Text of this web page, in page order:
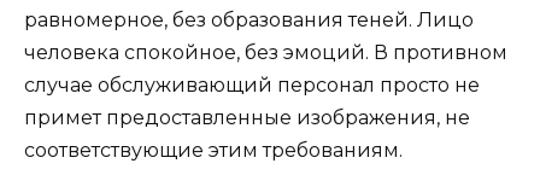
равномерное, без образования теней. Лицо
человека спокойное, без эмоций. В противном
случае обслуживающий персонал просто не
примет предоставленные изображения, не
соответствующие этим требованиям.